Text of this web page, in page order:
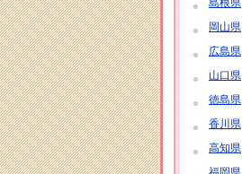
島根県
岡山県
広島県
山口県
徳島県
香川県
高知県